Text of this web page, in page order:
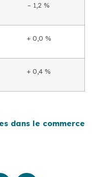
– 1,2 %
+ 0,0 %
+ 0,4 %
dans le commerce